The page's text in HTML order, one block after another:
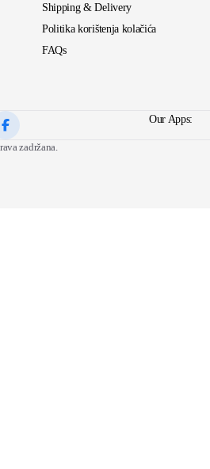
Shipping & Delivery
Politika korištenja kolačića
FAQs
Our Apps:
zadržana.